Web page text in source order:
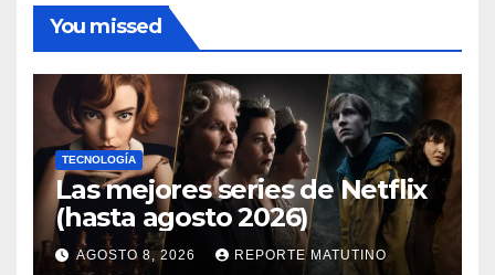
You missed
TECNOLOGÍA
Las mejores series de Netflix
(hasta agosto 2026)
AGOSTO 8, 2026 REPORTE MATUTINO